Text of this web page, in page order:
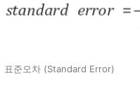
표준오차 (Standard Error)